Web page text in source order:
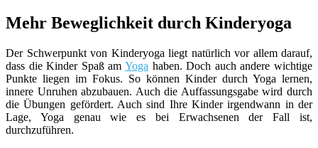
Mehr Beweglichkeit durch Kinderyoga
Der Schwerpunkt von Kinderyoga liegt natürlich vor allem darauf,
dass die Kinder Spaß am Yoga haben. Doch auch andere wichtige
Punkte liegen im Fokus. So können Kinder durch Yoga lernen,
innere Unruhen abzubauen. Auch die Auffassungsgabe wird durch
die Übungen gefördert. Auch sind Ihre Kinder irgendwann in der
Lage, Yoga genau wie es bei Erwachsenen der Fall ist,
durchzuführen.